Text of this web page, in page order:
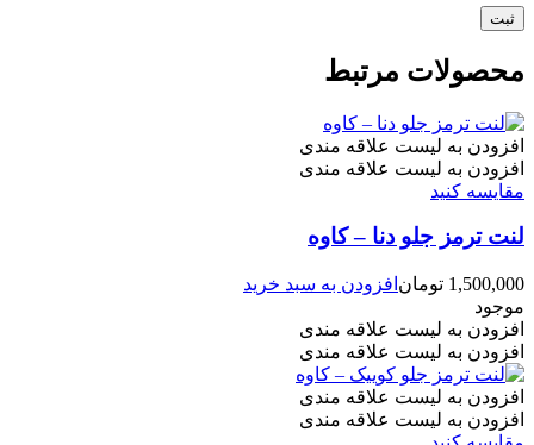
محصولات مرتبط
افزودن به لیست علاقه مندی
افزودن به لیست علاقه مندی
مقایسه کنید
لنت ترمز جلو دنا – کاوه
1,500,000 تومان افزودن به سبد خرید
موجود
افزودن به لیست علاقه مندی
افزودن به لیست علاقه مندی
افزودن به لیست علاقه مندی
افزودن به لیست علاقه مندی